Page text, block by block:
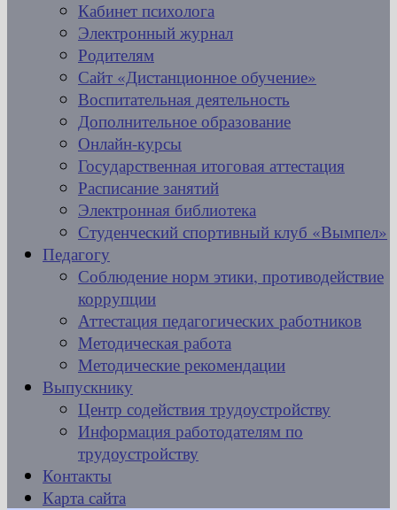
Кабинет психолога
Электронный журнал
Родителям
Сайт «Дистанционное обучение»
Воспитательная деятельность
Дополнительное образование
Онлайн-курсы
Государственная итоговая аттестация
Расписание занятий
Электронная библиотека
Студенческий спортивный клуб «Вымпел»
Педагогу
Соблюдение норм этики, противодействие
коррупции
Аттестация педагогических работников
Методическая работа
Методические рекомендации
Выпускнику
Центр содействия трудоустройству
Информация работодателям по
трудоустройству
Контакты
Карта сайта